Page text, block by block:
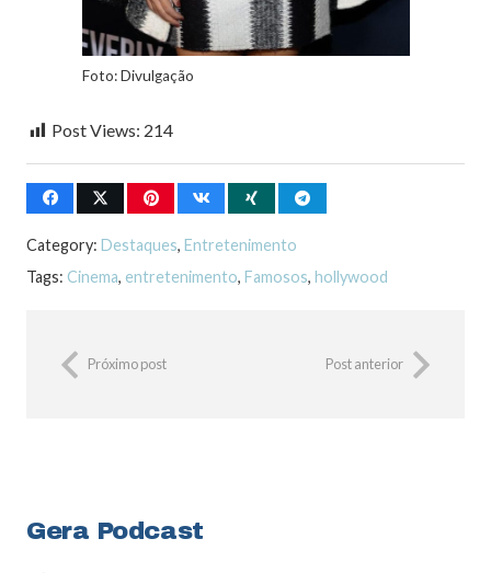
Foto: Divulgação
Post Views: 214
Category: Destaques, Entretenimento
Tags: Cinema, entretenimento, Famosos, hollywood
Próximo post Post anterior
Gera Podcast